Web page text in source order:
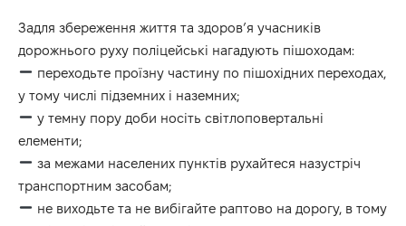
Задля збереження життя та здоров’я учасників
дорожнього руху поліцейські нагадують пішоходам:
переходьте проїзну частину по пішохідних переходах,
у тому числі підземних і наземних;
у темну пору доби носіть світлоповертальні
елементи;
за межами населених пунктів рухайтеся назустріч
транспортним засобам;
не виходьте та не вибігайте раптово на дорогу, в тому